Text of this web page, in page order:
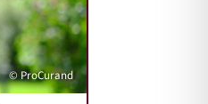
© ProCurand